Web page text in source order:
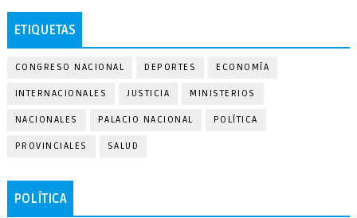
ETIQUETAS
CONGRESO NACIONAL DEPORTES ECONOMÍA
INTERNACIONALES JUSTICIA MINISTERIOS
NACIONALES PALACIO NACIONAL POLÍTICA
PROVINCIALES SALUD
POLÍTICA